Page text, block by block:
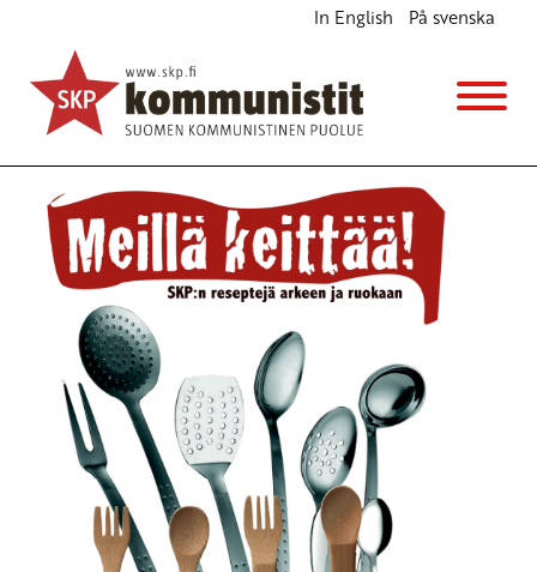
In English På svenska
Kenkää rahaeliitille!
Ajankohtaista
2.2.2011 - 13:05(Muokattu 6.11.2025 - 13:44)